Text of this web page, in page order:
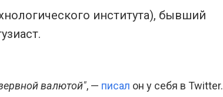
института), бывший
валютой", — писал он у себя в Twitter.